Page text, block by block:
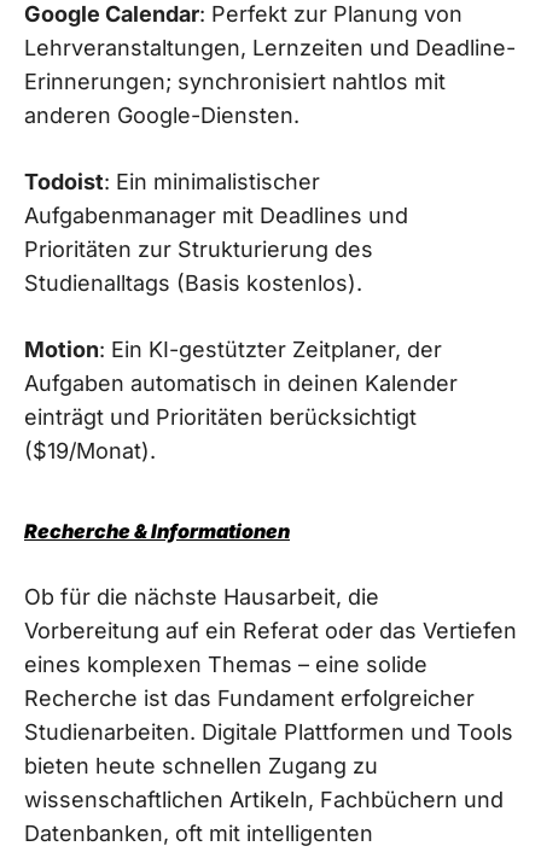
Google Calendar: Perfekt zur Planung von
Lehrveranstaltungen, Lernzeiten und Deadline-
Erinnerungen; synchronisiert nahtlos mit
anderen Google-Diensten.
Todoist: Ein minimalistischer
Aufgabenmanager mit Deadlines und
Prioritäten zur Strukturierung des
Studienalltags (Basis kostenlos).
Motion: Ein KI-gestützter Zeitplaner, der
Aufgaben automatisch in deinen Kalender
einträgt und Prioritäten berücksichtigt
($19/Monat).
Recherche & Informationen
Ob für die nächste Hausarbeit, die
Vorbereitung auf ein Referat oder das Vertiefen
eines komplexen Themas – eine solide
Recherche ist das Fundament erfolgreicher
Studienarbeiten. Digitale Plattformen und Tools
bieten heute schnellen Zugang zu
wissenschaftlichen Artikeln, Fachbüchern und
Datenbanken, oft mit intelligenten